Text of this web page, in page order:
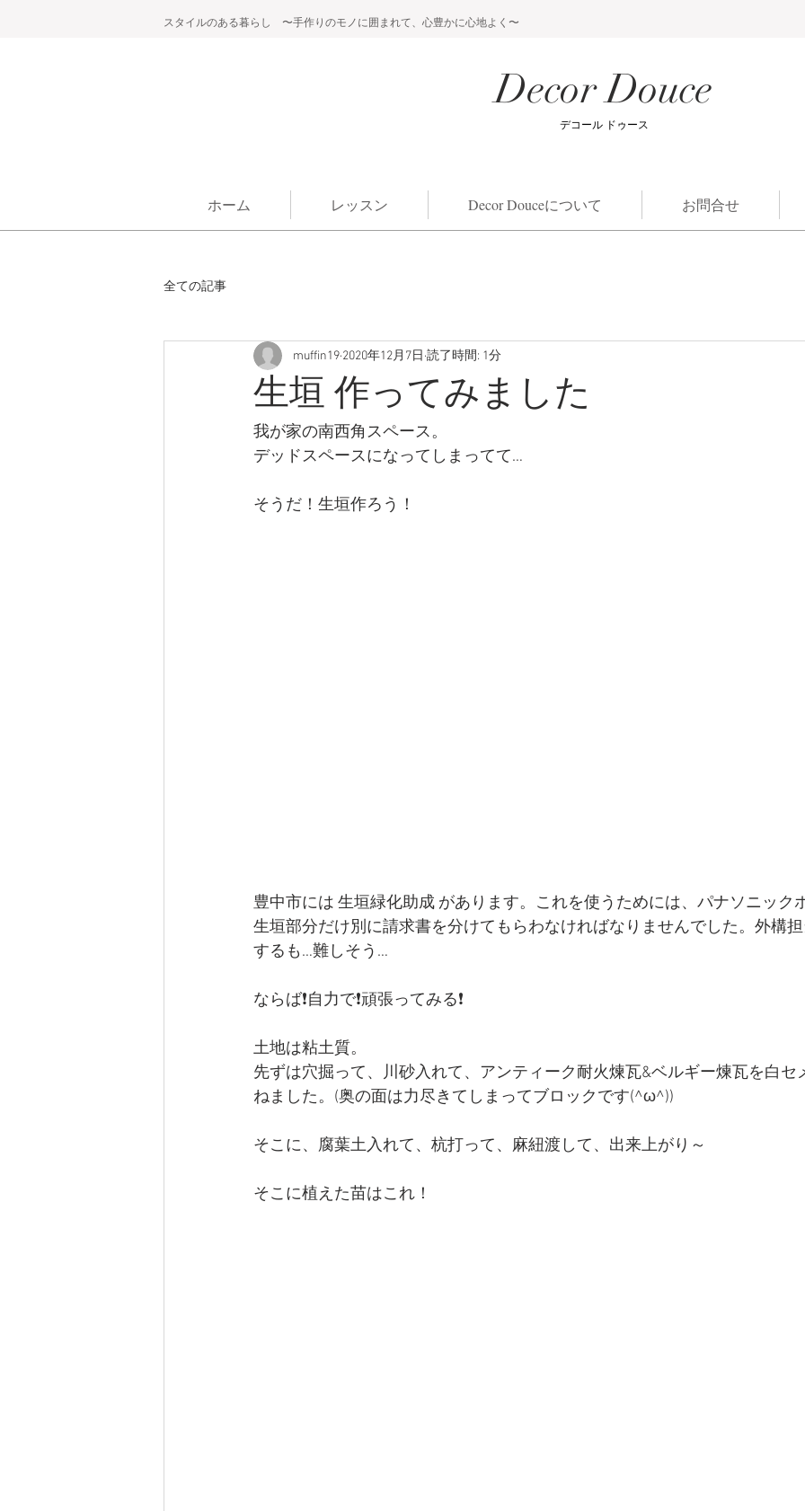
スタイルのある暮らし 〜手作りのモノに囲まれて、心豊かに心地よく〜
Decor Douce
​デコール ドゥース
ホーム レッスン Decor Douceについて お問合せ
全ての記事
生垣 作ってみました
muffin19 2020年12月7日 読了時間: 1分
我が家の南西角スペース。
デッドスペースになってしまってて…
そうだ！生垣作ろう！
豊中市には 生垣緑化助成 があります。これを使うためには、パナソニック
生垣部分だけ別に請求書を分けてもらわなければなりませんでした。外構
するも…難しそう…
ならば❗自力で❗頑張ってみる❗
土地は粘土質。
先ずは穴掘って、川砂入れて、アンティーク耐火煉瓦&ベルギー煉瓦を白セ
ねました。(奥の面は力尽きてしまってブロックです(^ω^))
そこに、腐葉土入れて、杭打って、麻紐渡して、出来上がり～
そこに植えた苗はこれ！